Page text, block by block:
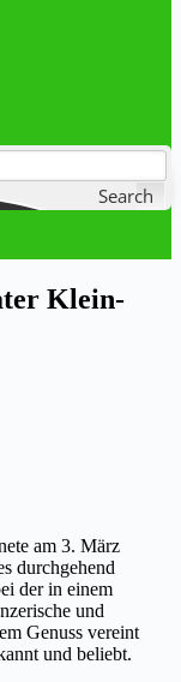
Search
Klein-
am 3. März
durchgehend
der in einem
und
Genuss vereint
und beliebt.